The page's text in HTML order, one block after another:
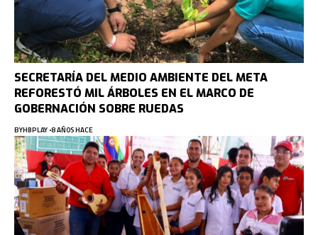
SECRETARÍA DEL MEDIO AMBIENTE DEL META
REFORESTÓ MIL ÁRBOLES EN EL MARCO DE
GOBERNACIÓN SOBRE RUEDAS
BYHBPLAY 8 AÑOS HACE